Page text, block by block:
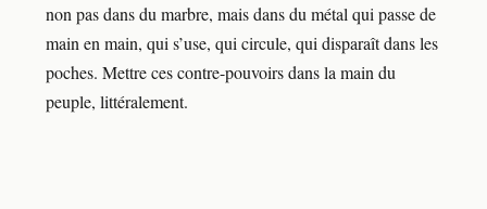
non pas dans du marbre, mais dans du métal qui passe de
main en main, qui s’use, qui circule, qui disparaît dans les
poches. Mettre ces contre-pouvoirs dans la main du
peuple, littéralement.